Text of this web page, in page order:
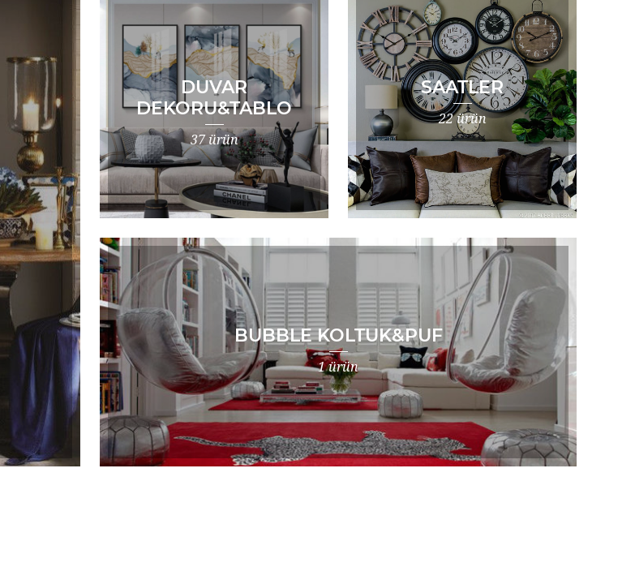
DUVAR
DEKORU&TABLO
37 ürün
SAATLER
22 ürün
BUBBLE KOLTUK&PUF
1 ürün